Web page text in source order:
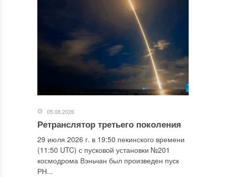
05.08.2026
Ретранслятор третьего поколения
29 июля 2026 г. в 19:50 пекинского времени
(11:50 UTC) с пусковой установки №201
космодрома Вэньчан был произведен пуск
РН...